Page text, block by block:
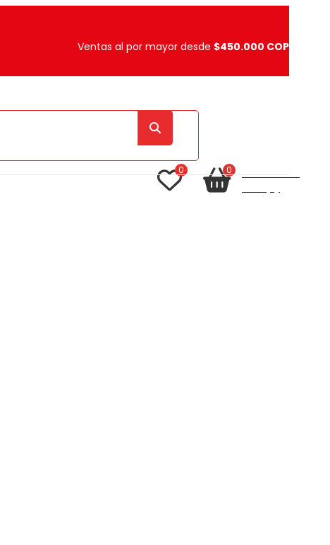
Ventas al por mayor desde $450.000 COP
0 0